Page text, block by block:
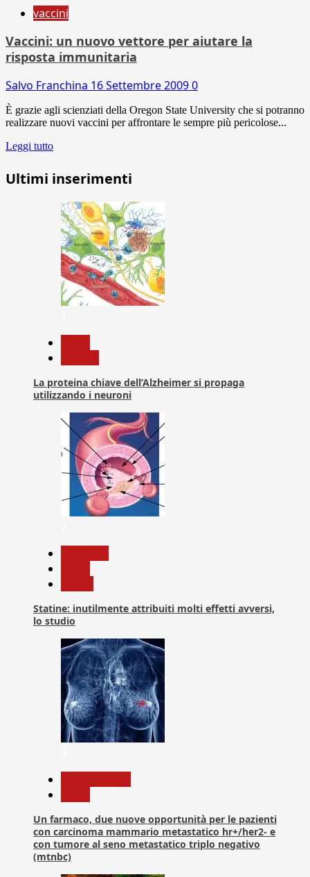
vaccini
Vaccini: un nuovo vettore per aiutare la
risposta immunitaria
Salvo Franchina 16 Settembre 20090
È grazie agli scienziati della Oregon State University che si potranno
realizzare nuovi vaccini per affrontare le sempre più pericolose...
Leggi tutto
Ultimi inserimenti
La proteina chiave dell’Alzheimer si propaga
utilizzando i neuroni
Statine: inutilmente attribuiti molti effetti avversi,
lo studio
Un farmaco, due nuove opportunità per le pazienti
con carcinoma mammario metastatico hr+/her2- e
con tumore al seno metastatico triplo negativo
(mtnbc)